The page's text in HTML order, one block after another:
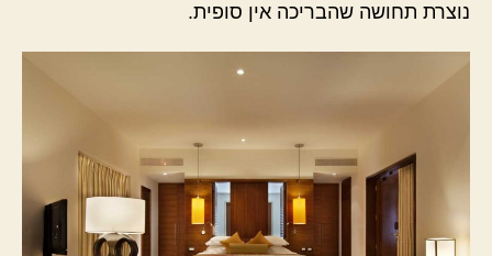
נוצרת תחושה שהבריכה אין סופית.